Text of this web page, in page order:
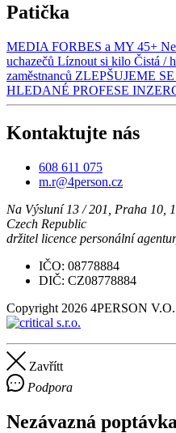
Patička
MEDIA FORBES a MY 45+
uchazečů Líznout si kilo Čistá /
zaměstnanců ZLEPŠUJEME SE
HLEDANÉ PROFESE
Kontaktujte nás
608 611 075
m.r@4person.cz
Na Výsluní 13 / 201, Praha 10,
Czech Republic
držitel licence personální
IČO: 08778884
DIČ: CZ08778884
Copyright 2026 4PERSON
Zavřítt
Podpora
Nezávazná poptávka